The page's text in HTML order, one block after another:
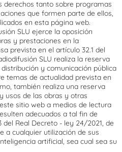
tanto sobre programas
que formen parte de ellos,
en esta página web.
SLU ejerce la oposición
y prestaciones en la
prevista en el artículo 32.1 del
SLU realiza la reserva
y comunicación pública
temas de actualidad prevista en
también realiza una reserva
usos de las obras y otras
sitio web a medios de lectura
adecuados a tal fin de
Real Decreto - ley 24/2021, de
a cualquier utilización de sus
artificial, sea cual sea su